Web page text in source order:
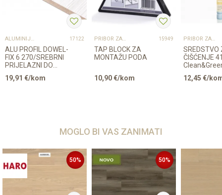
ALUMINIJSKI PROFILI 17122
ALU PROFIL DOWEL-
FIX 6 270/SREBRNI
PRIJELAZNI DO
19,91 €/kom
PRIBOR ZA UGRADNJU PODOVA – SVE NA JEDNOM MJESTU 15949
TAP BLOCK ZA
MONTAŽU PODA
10,90€/kom
PRIBOR ZA UGRADNJU PODOVA – SVE NA JEDNOM MJESTU
SREDSTVO
ČIŠĆENJE
500ml
12,45 €/
MOGLO BI VAS ZANIMATI
50% 50%